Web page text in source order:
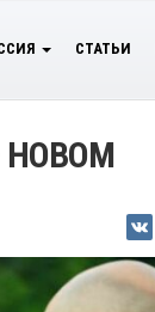
СТАТЬИ
НОВОМ